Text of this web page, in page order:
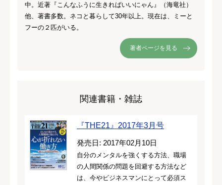
中。近著『こんなふうに生きればいいにゃん』（海竜社）
他、著書多数。ネコと暮らして30年以上。現在は、ミーと
フーの２匹がいる。
著者ページを見る
関連書籍・雑誌
『THE21』2017年3月号
発売日: 2017年02月10日
自分のメンタルを強くする方法、職場
の人間関係の問題を回避する方法など
は、今やビジネスマンにとって必須ス